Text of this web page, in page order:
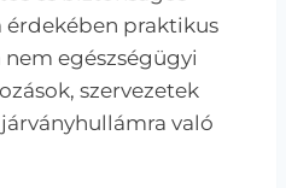
érdekében praktikus
egészségügyi
szervezetek
való